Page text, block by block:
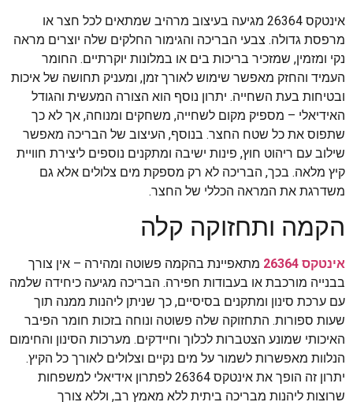
אינטקס 26364 מגיעה בעיצוב מרהיב שמתאים לכל חצר או
מרפסת גדולה. צבעי הבריכה והגימור החלקים שלה יוצרים מראה
נקי ומזמין, שמזכיר בריכות בים או במלונות יוקרתיים. החומר
העמיד והחזק מאפשר שימוש לאורך זמן, ומעניק תחושה של איכות
ובטיחות בעת השחייה. יתרון נוסף הוא הצורה המעשית והגודל
האידיאלי – מספיק מקום לשחייה, משחקים ומנוחה, אך לא כך
שתפוס את כל שטח החצר. בנוסף, העיצוב של הבריכה מאפשר
שילוב עם ריהוט חוץ, פינות ישיבה ומתקנים נוספים ליצירת חוויית
קיץ מלאה. בכך, הבריכה לא רק מספקת מים צלולים אלא גם
משדרגת את המראה הכללי של החצר.
הקמה ותחזוקה קלה
אינטקס 26364
מתאפיינת בהקמה פשוטה ומהירה – אין צורך
בבנייה מורכבת או בעבודות חפירה. הבריכה מגיעה כיחידה שלמה
עם ערכת סינון ומתקנים בסיסיים, כך שניתן ליהנות ממנה תוך
שעות ספורות. התחזוקה שלה פשוטה ונוחה בזכות חומר הפיבר
האיכותי שמונע הצטברות לכלוך וחיידקים. מערכות הסינון והחימום
הנלוות מאפשרות לשמור על מים נקיים וצלולים לאורך כל הקיץ.
יתרון זה הופך את אינטקס 26364 לפתרון אידיאלי למשפחות
שרוצות ליהנות מבריכה ביתית ללא מאמץ רב, וללא צורך